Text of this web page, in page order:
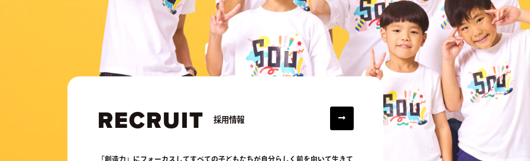
RECRUIT 採用情報
「創造力」にフォーカスしてすべての子どもたちが自分らしく前を向いて生きて